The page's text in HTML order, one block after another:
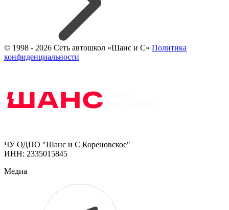
© 1998 - 2026 Сеть автошкол «Шанс и С» Политика
конфиденциальности
ЧУ ОДПО "Шанс и С Кореновское"
ИНН: 2335015845
Медиа